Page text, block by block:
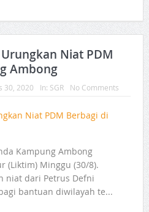
Niat PDM
Ambong
30, 2020 In: SGR No Comments
Kampung Ambong
(Liktim) Minggu (30/8).
niat dari Petrus Defni
bantuan diwilayah te...